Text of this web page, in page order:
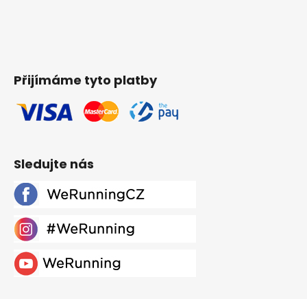
Přijímáme tyto platby
Sledujte nás